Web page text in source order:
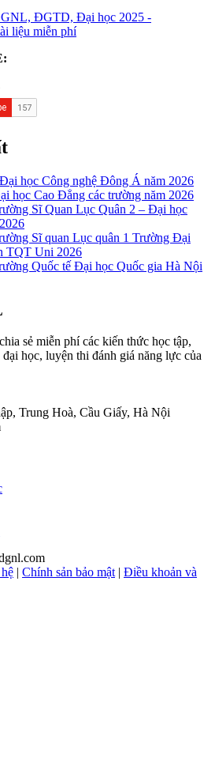
ĐGTD, Đại học 2025 -
liệu miễn phí
học Công nghệ Đông Á năm 2026
học Cao Đẳng các trường năm 2026
Sĩ Quan Lục Quân 2 – Đại học
Sĩ quan Lục quân 1 Trường Đại
TQT Uni 2026
Quốc tế Đại học Quốc gia Hà Nội
sẻ miễn phí các kiến thức học tập,
học, luyện thi đánh giá năng lực của
Trung Hoà, Cầu Giấy, Hà Nội
| Chính sản bảo mật | Điều khoản và